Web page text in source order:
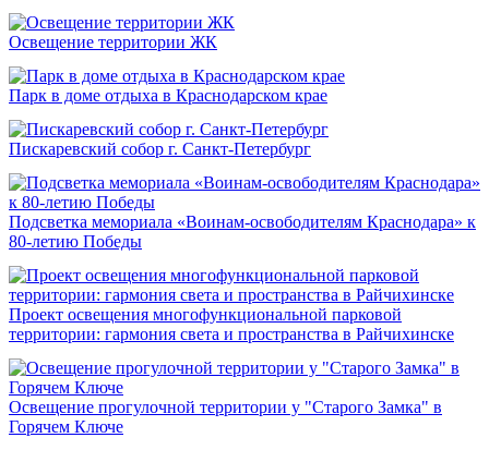
Освещение территории ЖК
Парк в доме отдыха в Краснодарском крае
Пискаревский собор г. Санкт-Петербург
Подсветка мемориала «Воинам-освободителям Краснодара» к
80-летию Победы
Проект освещения многофункциональной парковой
территории: гармония света и пространства в Райчихинске
Освещение прогулочной территории у "Старого Замка" в
Горячем Ключе